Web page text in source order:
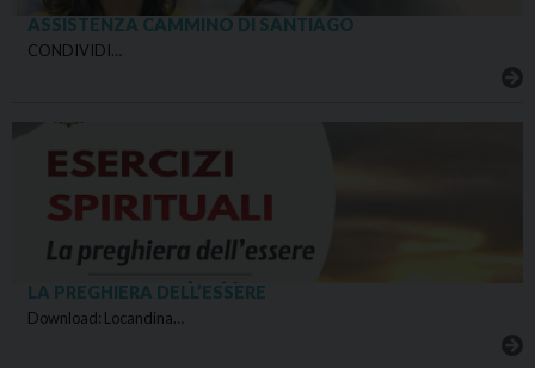
ASSISTENZA CAMMINO DI SANTIAGO
CONDIVIDI…
LA PREGHIERA DELL’ESSERE
Download: Locandina…